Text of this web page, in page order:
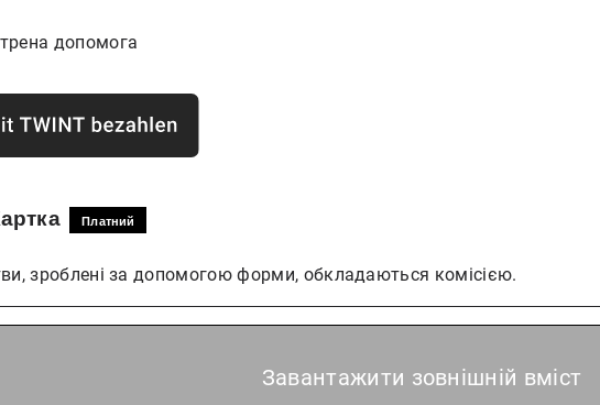
допомога
Платний
зроблені за допомогою форми, обкладаються комісією.
Завантажити зовнішній вміст